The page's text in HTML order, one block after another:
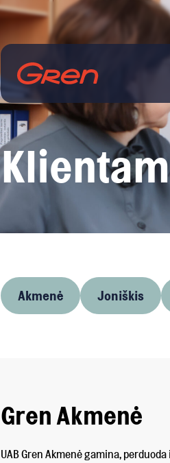
Akmenė Joniškis
Gren Akmenė
UAB Gren Akmenė gamina,